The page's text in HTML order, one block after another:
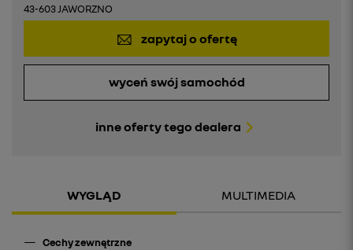
43-603 JAWORZNO
zapytaj o ofertę
wyceń swój samochód
inne oferty tego dealera
WYGLĄD MULTIMEDIA
Cechy zewnętrzne